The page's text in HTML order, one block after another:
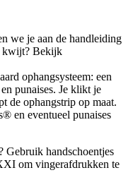
we je aan de handleiding
kwijt? Bekijk
ophangsysteem: een
punaises. Je klikt je
de ophangstrip op maat.
en eventueel punaises
Gebruik handschoentjes
om vingerafdrukken te